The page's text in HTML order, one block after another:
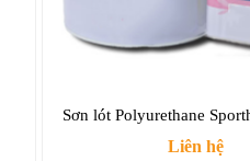
Sơn lót Polyurethane
Liên hệ